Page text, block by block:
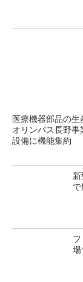
医療機器部品の生
オリンパス長野事
設備に機能集約
場